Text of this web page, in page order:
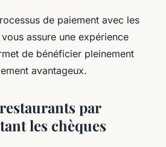
de paiement avec les
assure une expérience
de bénéficier pleinement
avantageux.
par
les chèques